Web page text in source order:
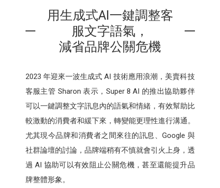
用生成式AI一鍵調整客
服文字語氣，
減省品牌公關危機
2023 年迎來一波生成式 AI 技術應用浪潮，美賣科技
客服主管 Sharon 表示，Super 8 AI 的推出協助夥伴
可以一鍵調整文字訊息內的語氣和情緒，有效幫助比
較激動的消費者和緩下來，轉變能更理性進行溝通。
尤其現今品牌和消費者之間來往的訊息、Google 與
社群論壇的討論，品牌端稍有不慎就會引火上身，透
過 AI 協助可以有效阻止公關危機，甚至還能提升品
牌整體形象。